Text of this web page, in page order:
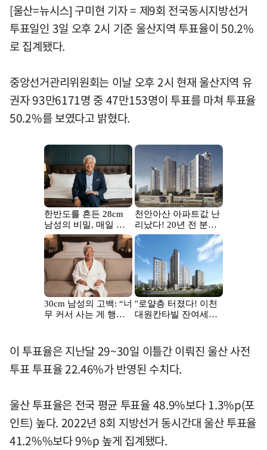
[울산=뉴시스] 구미현 기자 = 제9회 전국동시지방선거
투표일인 3일 오후 2시 기준 울산지역 투표율이 50.2%
로 집계됐다.
중앙선거관리위원회는 이날 오후 2시 현재 울산지역 유
권자 93만6171명 중 47만153명이 투표를 마쳐 투표율
50.2%를 보였다고 밝혔다.
이 투표율은 지난달 29~30일 이틀간 이뤄진 울산 사전
투표 투표율 22.46%가 반영된 수치다.
울산 투표율은 전국 평균 투표율 48.9%보다 1.3%p(포
인트) 높다. 2022년 8회 지방선거 동시간대 울산 투표율
41.2%%보다 9%p 높게 집계됐다.